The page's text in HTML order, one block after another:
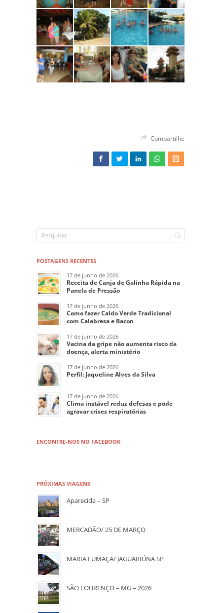
Compartilhe
POSTAGENS RECENTES
17 de junho de 2026
Receita de Canja de Galinha Rápida na
Panela de Pressão
17 de junho de 2026
Como fazer Caldo Verde Tradicional
com Calabresa e Bacon
17 de junho de 2026
Vacina da gripe não aumenta risco da
doença, alerta ministério
17 de junho de 2026
Perfil: Jaqueline Alves da Silva
17 de junho de 2026
Clima instável reduz defesas e pode
agravar crises respiratórias
ENCONTRE-NOS NO FACEBOOK
PRÓXIMAS VIAGENS
Aparecida – SP
MERCADÃO/ 25 DE MARÇO
MARIA FUMAÇA/ JAGUARIÚNA SP
SÃO LOURENÇO – MG – 2026